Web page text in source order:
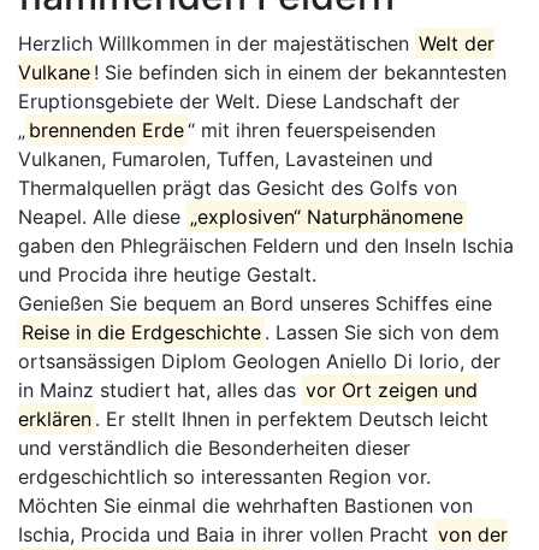
Herzlich Willkommen in der majestätischen Welt der
Vulkane ! Sie befinden sich in einem der bekanntesten
Eruptionsgebiete der Welt. Diese Landschaft der
„ brennenden Erde“ mit ihren feuerspeisenden
Vulkanen, Fumarolen, Tuffen, Lavasteinen und
Thermalquellen prägt das Gesicht des Golfs von
Neapel. Alle diese „explosiven“ Naturphänomene
gaben den Phlegräischen Feldern und den Inseln Ischia
und Procida ihre heutige Gestalt.
Genießen Sie bequem an Bord unseres Schiffes eine
Reise in die Erdgeschichte . Lassen Sie sich von dem
ortsansässigen Diplom Geologen Aniello Di Iorio, der
in Mainz studiert hat, alles das vor Ort zeigen und
erklären . Er stellt Ihnen in perfektem Deutsch leicht
und verständlich die Besonderheiten dieser
erdgeschichtlich so interessanten Region vor.
Möchten Sie einmal die wehrhaften Bastionen von
Ischia, Procida und Baia in ihrer vollen Pracht von der